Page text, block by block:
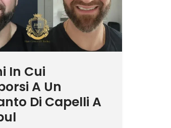
In Cui
A Un
Di Capelli A